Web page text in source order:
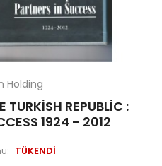
Holding
REPUBLİC :
1924 - 2012
TÜKENDİ